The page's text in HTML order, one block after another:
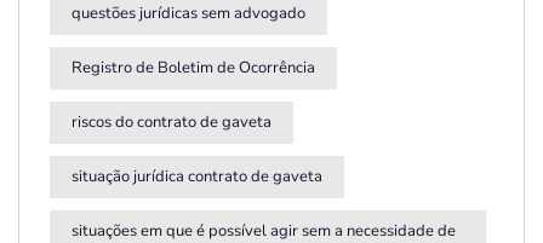
questões jurídicas sem advogado
Registro de Boletim de Ocorrência
riscos do contrato de gaveta
situação jurídica contrato de gaveta
situações em que é possível agir sem a necessidade de